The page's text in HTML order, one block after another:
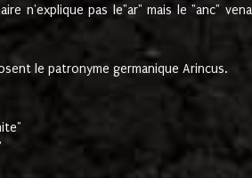
n'explique pas le"ar" mais le "anc"
le patronyme germanique Arincus.